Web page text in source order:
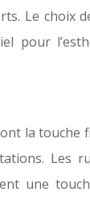
Le choix
pour
la touche
Les
une